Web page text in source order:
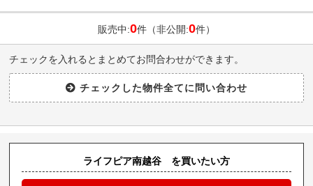
販売中:0件（非公開:0件）
チェックを入れるとまとめてお問合わせができます。
ライフピア南越谷 を買いたい方